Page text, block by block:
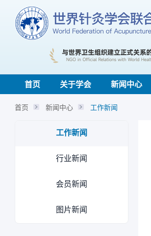
首页 关于学会 新闻中心
首页 新闻中心 工作新闻
工作新闻
行业新闻
会员新闻
图片新闻